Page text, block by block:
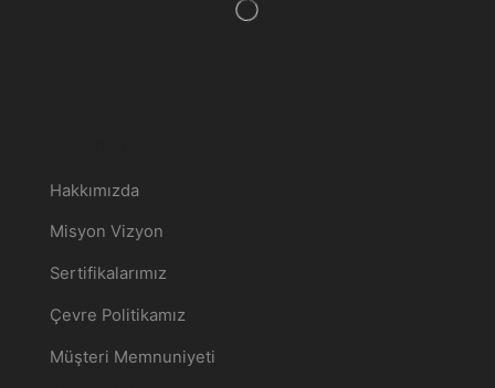
Hakkımızda
Misyon Vizyon
Sertifikalarımız
Çevre Politikamız
Müşteri Memnuniyeti